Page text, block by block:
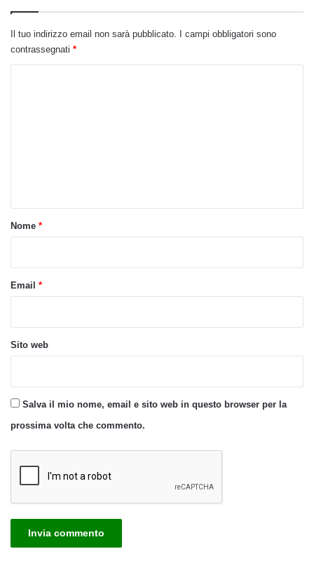
Il tuo indirizzo email non sarà pubblicato. I campi obbligatori sono
contrassegnati *
o
Nome *
Email *
Sito web
Salva il mio nome, email e sito web in questo browser per la
prossima volta che commento.